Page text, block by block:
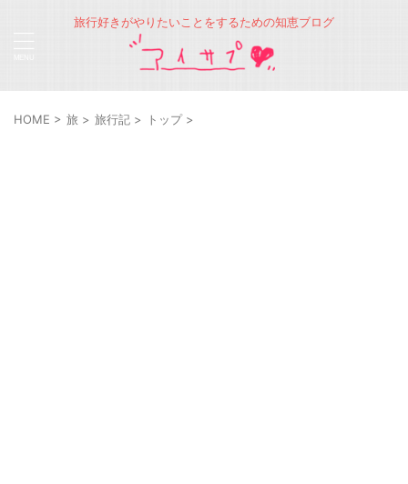
旅行好きがやりたいことをするための知恵ブログ
HOME > 旅 > 旅行記 > トップ >